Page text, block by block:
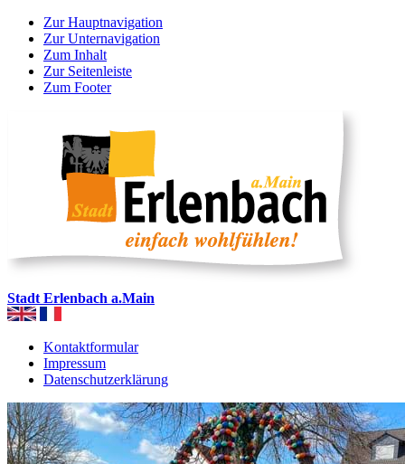
Zur Hauptnavigation
Zur Unternavigation
Zum Inhalt
Zur Seitenleiste
Zum Footer
Stadt Erlenbach a.Main
Kontaktformular
Impressum
Datenschutzerklärung